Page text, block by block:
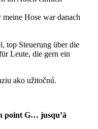
Hose war danach
top Steuerung über die
Leute, die gern ein
ako užitočnú.
point G… jusqu’à